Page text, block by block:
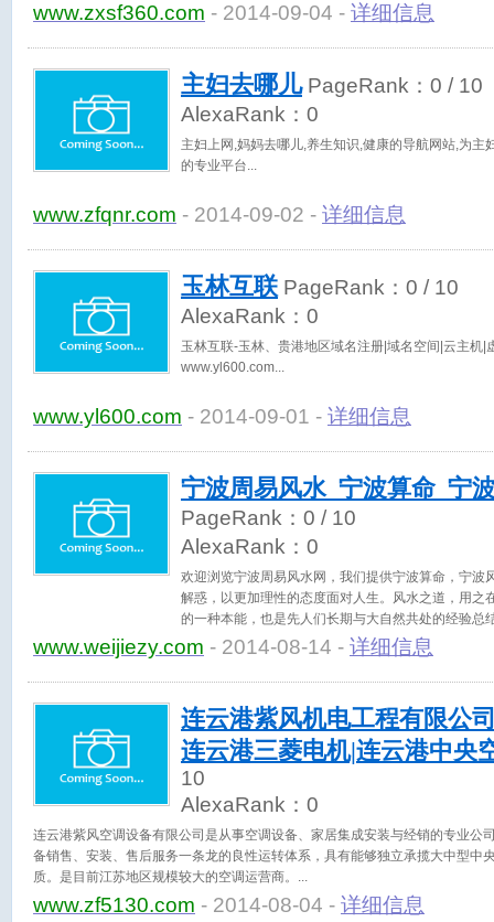
www.zxsf360.com - 2014-09-04 - 详细信息
主妇去哪儿PageRank： 0 / 10
AlexaRank： 0
主妇上网,妈妈去哪儿,养生知识,健康的导航网站,为主
的专业平台
www.zfqnr.com - 2014-09-02 - 详细信息
玉林互联 PageRank： 0 / 10
AlexaRank： 0
玉林互联-玉林、贵港地区域名注册|域名空间|云主机|
www.yl600.com
www.yl600.com - 2014-09-01 - 详细信息
宁波周易风水_宁波算命_宁
PageRank： 0 / 10
AlexaRank： 0
欢迎浏览宁波周易风水网，我们提供宁波算命，宁波
解惑，以更加理性的态度面对人生。风水之道，用之
的一种本能，也是先人们长期与大自然共处的经验总
www.weijiezy.com - 2014-08-14 - 详细信息
连云港紫风机电工程有限公
连云港三菱电机|连云港中央
10
AlexaRank： 0
连云港紫风空调设备有限公司是从事空调设备、家居集成安装与经销的专业公
备销售、安装、售后服务一条龙的良性运转体系，具有能够独立承揽大中型中
质。是目前江苏地区规模较大的空调运营商。
www.zf5130.com - 2014-08-04 - 详细信息